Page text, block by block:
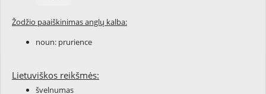
Žodžio paaiškinimas anglų kalba:
noun: prurience
Lietuviškos reikšmės:
švelnumas